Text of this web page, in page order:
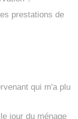
prestations de
qui m'a plu
jour du ménage